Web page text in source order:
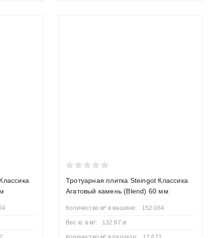
края от сколов при укладке и эксплуатации.
Тротуарная плитка Steingot Классика
Агатовый камень (Blend) 60 мм
Количество м² в машине: 152.064
Вес кг. в м²: 132.97 кг